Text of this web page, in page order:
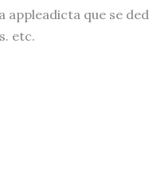
appleadicta que se
etc.